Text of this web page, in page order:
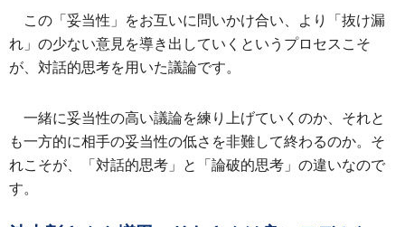
この「妥当性」をお互いに問いかけ合い、より「抜け漏
れ」の少ない意見を導き出していくというプロセスこそ
が、対話的思考を用いた議論です。
一緒に妥当性の高い議論を練り上げていくのか、それと
も一方的に相手の妥当性の低さを非難して終わるのか。そ
れこそが、「対話的思考」と「論破的思考」の違いなので
す。